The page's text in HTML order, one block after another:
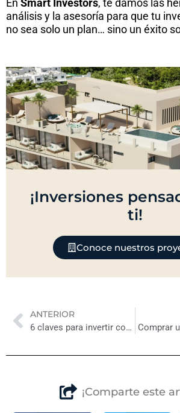
En Smart Investors, te damos las
análisis y la asesoría para que tu
no sea solo un plan… sino un éxito
¡Inversiones
ti!
Conoce nuestros
Previo
ANTERIOR
6 claves para invertir con éxito en Yucatán y Quintana Roo
¡Comparte este